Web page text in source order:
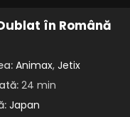
- 28 August, 2025
213 – Memoria
în Română
Animax, Jetix
24 min
Japan